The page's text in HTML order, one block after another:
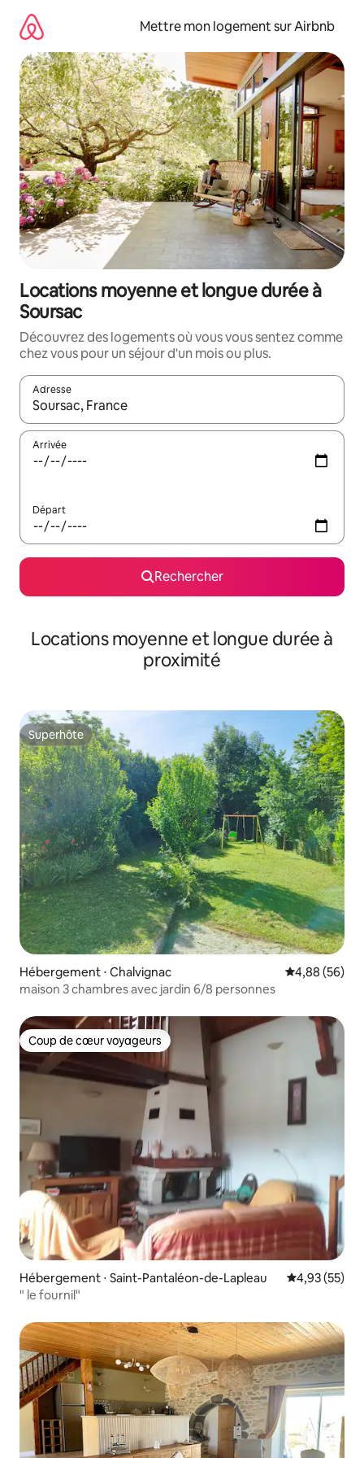
directement
contenu
Mettre mon logement sur Airbnb
Locations moyenne et longue durée à
Soursac
Découvrez des logements où vous vous sentez comme
chez vous pour un séjour d'un mois ou plus.
Adresse
Lorsque les résultats s'affichent, utilisez les flèches vers le
Arrivée
Départ
Rechercher
Locations moyenne et longue durée à
proximité
Superhôte
Superhôte
Hébergement ⋅ Chalvignac Évaluation
4,88 (56)
maison 3 chambres avec jardin 6/8 personnes
Coup de cœur voyageurs
Coup de cœur voyageurs
Hébergement ⋅ Saint-Pantaléon-de-Lapleau Évaluation
4,93 (55)
" le fournil"